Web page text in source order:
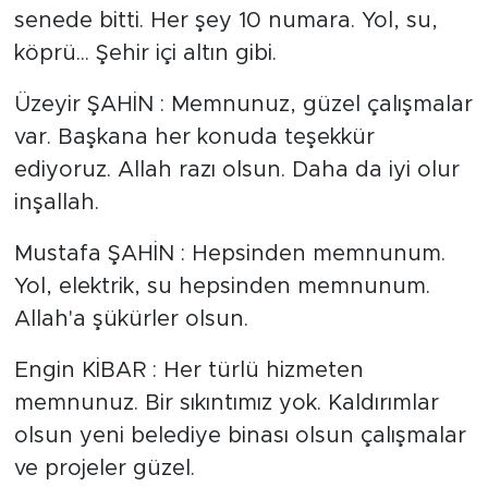
senede bitti. Her şey 10 numara. Yol, su,
köprü... Şehir içi altın gibi.
Üzeyir ŞAHİN : Memnunuz, güzel çalışmalar
var. Başkana her konuda teşekkür
ediyoruz. Allah razı olsun. Daha da iyi olur
inşallah.
Mustafa ŞAHİN : Hepsinden memnunum.
Yol, elektrik, su hepsinden memnunum.
Allah'a şükürler olsun.
Engin KİBAR : Her türlü hizmeten
memnunuz. Bir sıkıntımız yok. Kaldırımlar
olsun yeni belediye binası olsun çalışmalar
ve projeler güzel.